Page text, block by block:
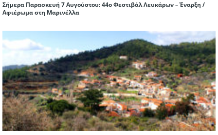
Σήμερα Παρασκευή 7 Αυγούστου: 44ο Φεστιβάλ Λευκάρων – Έναρξη /
Αφιέρωμα στη Μαρινέλλα